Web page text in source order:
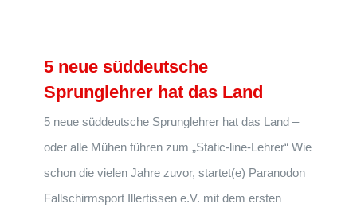
5 neue süddeutsche
Sprunglehrer hat das Land
5 neue süddeutsche Sprunglehrer hat das Land –
oder alle Mühen führen zum „Static-line-Lehrer“ Wie
schon die vielen Jahre zuvor, startet(e) Paranodon
Fallschirmsport Illertissen e.V. mit dem ersten